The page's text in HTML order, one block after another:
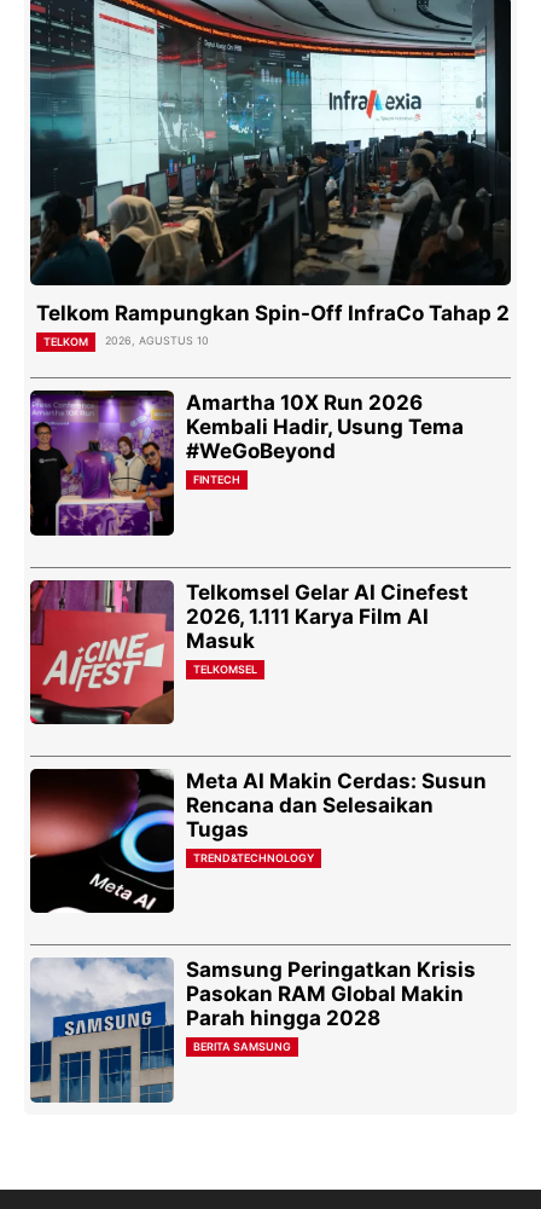
Telkom Rampungkan Spin-Off InfraCo Tahap 2
TELKOM 2026, AGUSTUS 10
Amartha 10X Run 2026
Kembali Hadir, Usung Tema
#WeGoBeyond
FINTECH
Telkomsel Gelar AI Cinefest
2026, 1.111 Karya Film AI
Masuk
TELKOMSEL
Meta AI Makin Cerdas: Susun
Rencana dan Selesaikan
Tugas
TREND&TECHNOLOGY
Samsung Peringatkan Krisis
Pasokan RAM Global Makin
Parah hingga 2028
BERITA SAMSUNG